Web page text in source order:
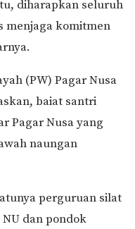
diharapkan seluruh
menjaga komitmen
(PW) Pagar Nusa
baiat santri
Pagar Nusa yang
naungan
perguruan silat
dan pondok